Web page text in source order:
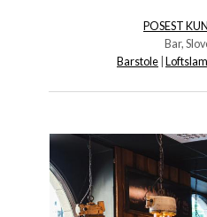
POSEST
Bar,
Barstole